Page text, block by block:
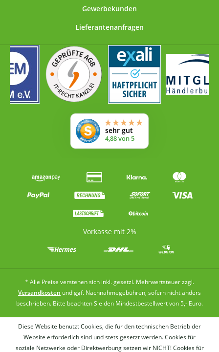
Gewerbekunden
Lieferantenanfragen
Vorkasse mit 2%
* Alle Preise verstehen sich inkl. gesetzl. Mehrwertsteuer zzgl.
Versandkosten und ggf. Nachnahmegebühren, sofern nicht anders
beschrieben. Bitte beachten Sie den Mindestbestellwert von 5,- Euro.
Diese Website benutzt Cookies, die für den technischen Betrieb der
Website erforderlich sind und stets gesetzt werden. Cookies für
soziale Netzwerke oder Direktwerbung setzen wir NICHT! Cookies für